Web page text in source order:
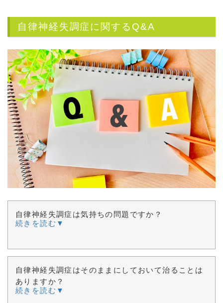
自律神経失調症に関するQ&A
自律神経失調症は気持ちの問題ですか？
続きを読む▼
自律神経失調症はそのままにしておいて治ることは
ありますか？
続きを読む▼